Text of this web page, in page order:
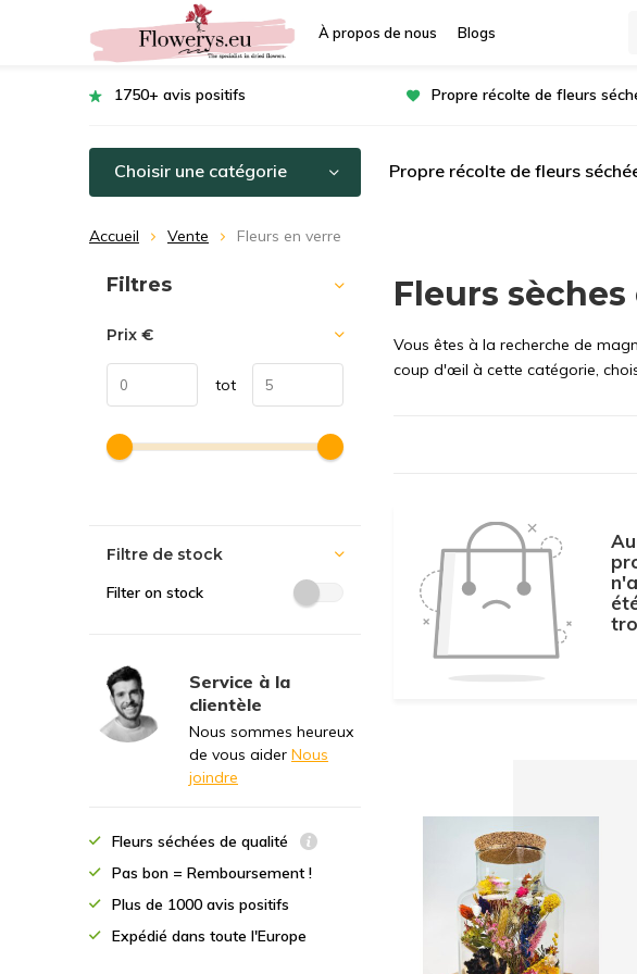
À propos de nous Blogs
1750+ avis positifs Propre récolte de fleurs
Choisir une catégorie Propre récolte de fleurs
Accueil Vente Fleurs en verre
Fleurs
Vous êtes à la recherche de
coup d'œil à cette catégorie,
n'a
Trier par:
Filtres
Prix €
tot
Filtre de stock
Filter on stock
Service à la
clientèle
Nous sommes heureux
de vous aider Nous
joindre
Fleurs séchées de qualité
Pas bon = Remboursement !
Plus de 1000 avis positifs
Expédié dans toute l'Europe